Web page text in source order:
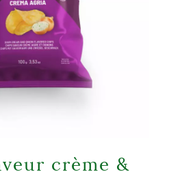
crème &